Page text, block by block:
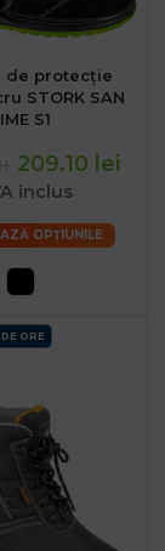
de protecție
STORK SAN
S1
209.10 lei
inclus
OPȚIUNILE
ORE